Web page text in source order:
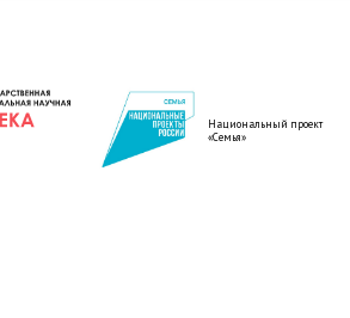
Национальный проект
«Семья»